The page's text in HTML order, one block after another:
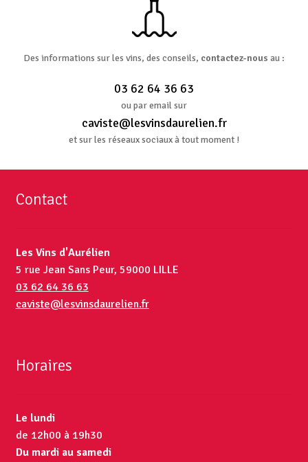
Des informations sur les vins, des conseils, contactez-nous au :
03 62 64 36 63
ou par email sur
caviste@lesvinsdaurelien.fr
et sur les réseaux sociaux à tout moment !
Contact
Les Vins d'Aurélien
5 rue Jean Sans Peur, 59000 LILLE
03 62 64 36 63
caviste@lesvinsdaurelien.fr
Horaires
Le lundi
de 12h00 à 19h30
Du mardi au samedi